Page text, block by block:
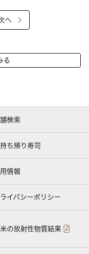
へ
る
検索
ち帰り寿司
情報
イバシーポリシー
の放射性物質結果